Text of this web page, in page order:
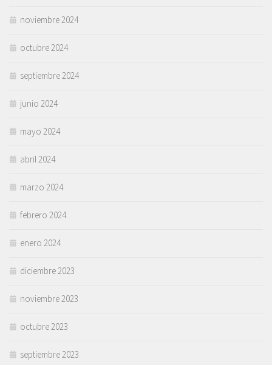
noviembre 2024
octubre 2024
septiembre 2024
junio 2024
mayo 2024
abril 2024
marzo 2024
febrero 2024
enero 2024
diciembre 2023
noviembre 2023
octubre 2023
septiembre 2023